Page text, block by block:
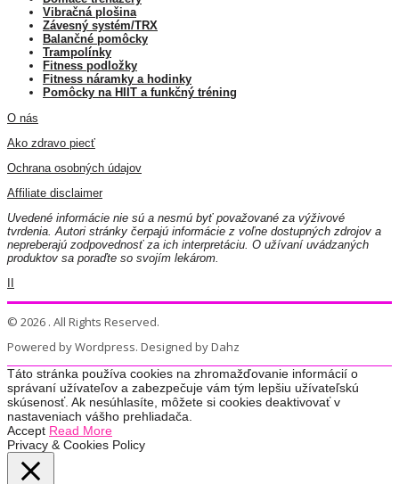
Vibračná plošina
Závesný systém/TRX
Balančné pomôcky
Trampolínky
Fitness podložky
Fitness náramky a hodinky
Pomôcky na HIIT a funkčný tréning
O nás
Ako zdravo piecť
Ochrana osobných údajov
Affiliate disclaimer
Uvedené informácie nie sú a nesmú byť považované za výživové
tvrdenia. Autori stránky čerpajú informácie z voľne dostupných zdrojov a
nepreberajú zodpovednosť za ich interpretáciu. O užívaní uvádzaných
produktov sa poraďte so svojím lekárom.
© 2026 . All Rights Reserved.
Powered by Wordpress. Designed by Dahz
Táto stránka používa cookies na zhromažďovanie informácií o
správaní užívateľov a zabezpečuje vám tým lepšiu užívateľskú
skúsenosť. Ak nesúhlasíte, môžete si cookies deaktivovať v
nastaveniach vášho prehliadača.
Accept Read More
Privacy & Cookies Policy